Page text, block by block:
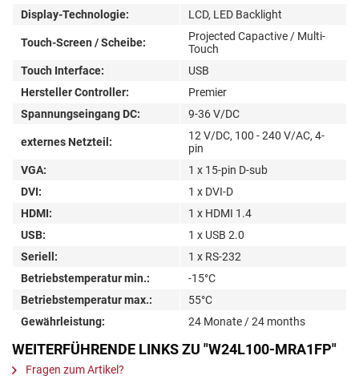
Display-Technologie:
LCD, LED Backlight
Touch-Screen / Scheibe:
Projected Capactive / Multi-
Touch
Touch Interface:
USB
Hersteller Controller:
Premier
Spannungseingang DC:
9-36 V/DC
externes Netzteil:
12 V/DC, 100 - 240 V/AC, 4-
pin
VGA:
1 x 15-pin D-sub
DVI:
1 x DVI-D
HDMI:
1 x HDMI 1.4
USB:
1 x USB 2.0
Seriell:
1 x RS-232
Betriebstemperatur min.:
-15°C
Betriebstemperatur max.:
55°C
Gewährleistung:
24 Monate / 24 months
WEITERFÜHRENDE LINKS ZU "W24L100-MRA1FP"
Fragen zum Artikel?